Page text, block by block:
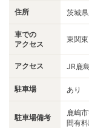
住所 茨城
車での
アクセス
東関
アクセス JR鹿
駐車場 あり
駐車場備考
鹿嶋
間有料